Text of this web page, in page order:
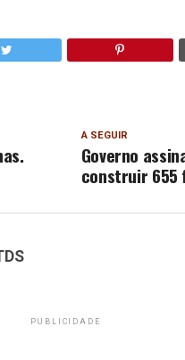
A SEGUIR
Governo
construir 655
PUBLICIDADE